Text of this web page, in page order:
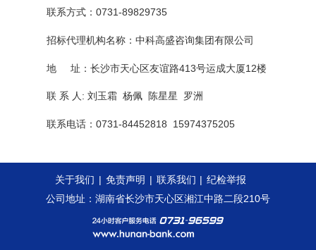
联系方式：0731-89829735
招标代理机构名称：中科高盛咨询集团有限公司
地 址：长沙市天心区友谊路413号运成大厦12楼
联 系 人 : 刘玉霜 杨佩 陈星星 罗洲
联系电话：0731-84452818 15974375205
关于我们 | 免责声明 | 联系我们 | 纪检举报
公司地址：湖南省长沙市天心区湘江中路二段210号